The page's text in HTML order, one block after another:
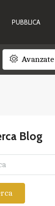
PUBBLICA
Avanzate
Blog